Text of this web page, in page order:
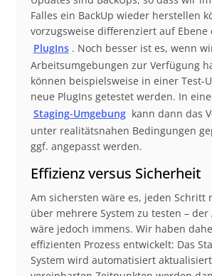
Falles ein BackUp wieder herstellen
vorzugsweise differenziert auf Ebene
PlugIns . Noch besser ist es, wenn
Arbeitsumgebungen zur Verfügung
können beispielsweise in einer Test-
neue PlugIns getestet werden. In
Staging-Umgebung kann dann das
unter realitätsnahen Bedingungen
ggf. angepasst werden.
Effizienz versus Sicherheit
Am sichersten wäre es, jeden Schritt
über mehrere System zu testen – der
wäre jedoch immens. Wir haben
effizienten Prozess entwickelt: Das
System wird automatisiert